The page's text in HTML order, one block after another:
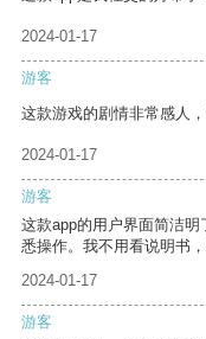
2024-01-17
游客
这款游戏的剧情非常感人
2024-01-17
游客
这款app的用户界面简洁
悉操作。我不用看说明书
2024-01-17
游客